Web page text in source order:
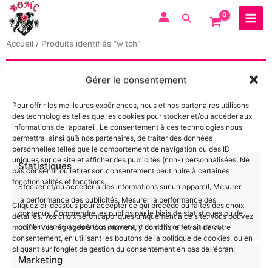
Gérer le consentement
Pour offrir les meilleures expériences, nous et nos partenaires utilisons
des technologies telles que les cookies pour stocker et/ou accéder aux
informations de l’appareil. Le consentement à ces technologies nous
permettra, ainsi qu’à nos partenaires, de traiter des données
personnelles telles que le comportement de navigation ou des ID
uniques sur ce site et afficher des publicités (non-) personnalisées. Ne
pas consentir ou retirer son consentement peut nuire à certaines
fonctionnalités et fonctions.
Cliquez ci-dessous pour accepter ce qui précède ou faites des choix
détaillés. Vos choix seront appliqués uniquement à ce site. Vous pouvez
modifier vos réglages à tout moment, y compris le retrait de votre
consentement, en utilisant les boutons de la politique de cookies, ou en
cliquant sur l’onglet de gestion du consentement en bas de l’écran.
Statistiques
Stocker et/ou accéder à des informations sur un appareil, Mesurer
la performance des publicités, Mesurer la performance des
contenus, Comprendre les publics par le biais de statistiques ou de
combinaisons de données provenant de différentes sources.
Marketing
Aller
contenu
Accueil / Produits identifiés “witch”
Aucun produit ne correspond à votre sélection.